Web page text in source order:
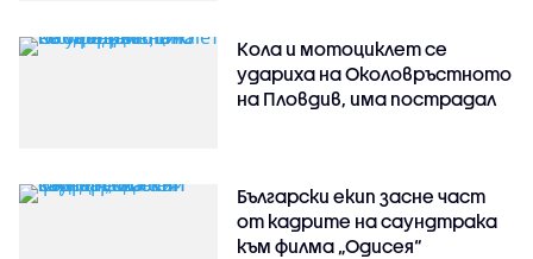
Кола и мотоциклет се
удариха на Околовръстното
на Пловдив, има пострадал
Български екип засне част
от кадрите на саундтрака
към филма „Одисея“